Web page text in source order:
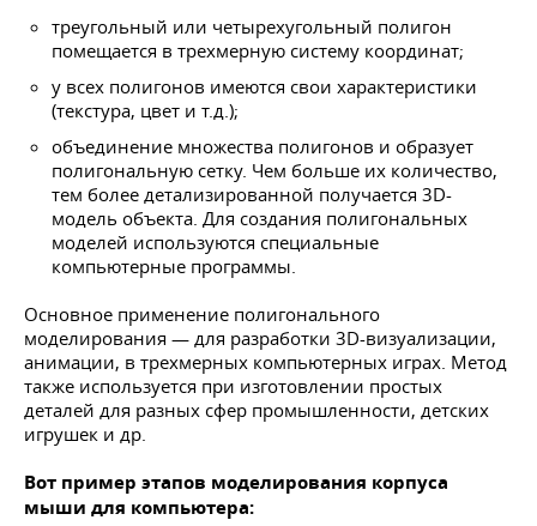
треугольный или четырехугольный полигон
помещается в трехмерную систему координат;
у всех полигонов имеются свои характеристики
(текстура, цвет и т.д.);
объединение множества полигонов и образует
полигональную сетку. Чем больше их количество,
тем более детализированной получается 3D-
модель объекта. Для создания полигональных
моделей используются специальные
компьютерные программы.
Основное применение полигонального
моделирования — для разработки 3D-визуализации,
анимации, в трехмерных компьютерных играх. Метод
также используется при изготовлении простых
деталей для разных сфер промышленности, детских
игрушек и др.
Вот пример этапов моделирования корпуса
мыши для компьютера: